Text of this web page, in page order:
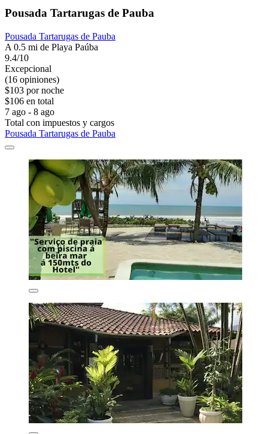
Pousada Tartarugas de Pauba
Pousada Tartarugas de Pauba
A 0.5 mi de Playa Paúba
9.4/10
Excepcional
(16 opiniones)
$103 por noche
$106 en total
7 ago - 8 ago
Total con impuestos y cargos
Pousada Tartarugas de Pauba